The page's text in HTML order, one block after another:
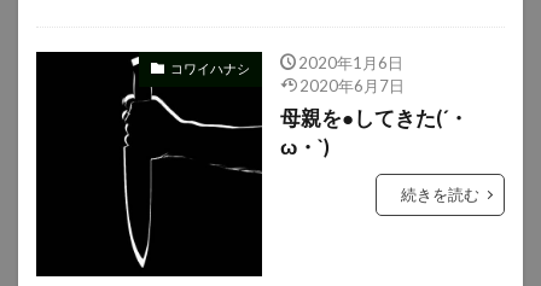
コワイハナシ
2020年1月6日
2020年6月7日
母親を●してきた(´・
ω・`)
続きを読む